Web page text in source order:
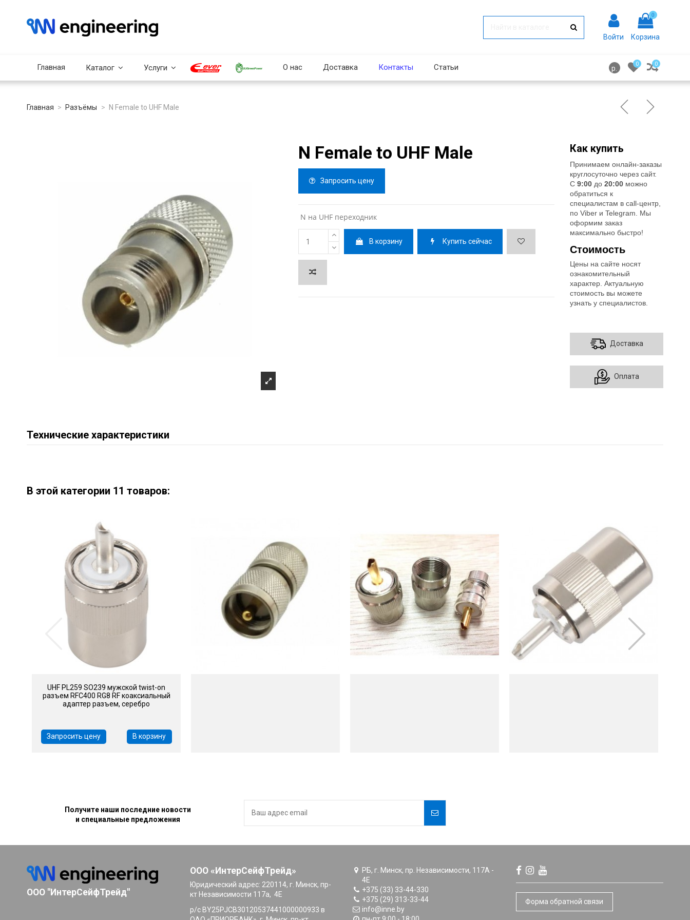
Войти
0
Корзина
Главная Каталог Услуги О нас Доставка Контакты Статьи р.
0 0
Главная Разъёмы N Female to UHF Male
N Female to UHF Male
Запросить цену
N на UHF переходник
В корзину Купить сейчас
Как купить
Принимаем онлайн-заказы
круглосуточно через сайт.
С9:00 до20:00 можно
обратиться к
специалистам в call-центр,
по Viber и Telegram. Мы
оформим заказ
максимально быстро!
Стоимость
Цены на сайте носят
ознакомительный
характер. Актуальную
стоимость вы можете
узнать у специалистов.
Доставка
Оплата
Технические характеристики
В этой категории 11 товаров:
UHF PL259 SO239 мужской twist-on
разъем RFC400 RG8 RF коаксиальный
адаптер разъем, серебро
Запросить цену В корзину
Получите наши последние новости
и специальные предложения
РБ, г. Минск, пр. Независимости, 117А -
4E
+375 (33) 33-44-330
+375 (29) 313-33-44
info@inne.by
Форма обратной связи
ООО "ИнтерСейфТрейд"
ООО «ИнтерСейфТрейд»
Юридический адрес: 220114, г. Минск, пр-
кт Независимости 117а, 4E
р/с BY25PJCB30120537441000000933 в